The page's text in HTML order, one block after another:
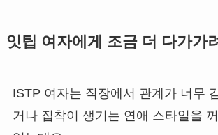
잇팁 여자에게 조금 더 다가가
ISTP 여자는 직장에서 관계가 너무
거나 집착이 생기는 연애 스타일을